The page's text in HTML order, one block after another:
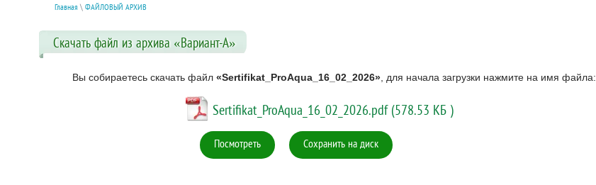
Главная \ ФАЙЛОВЫЙ АРХИВ
Скачать файл из архива «Вариант-А»
Вы собираетесь скачать файл «Sertifikat_ProAqua_16_02_2026» , для начала загрузки нажмите на имя файла:
Sertifikat_ProAqua_16_02_2026.pdf (578.53 КБ )
Посмотреть Сохранить на диск